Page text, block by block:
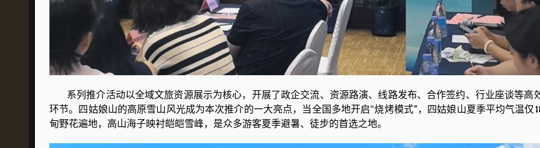
系列推介活动以全域文旅资源展示为核心，开展了政企交流、资源路演、线路发布、合作签约、行业座谈等高
环节。四姑娘山的高原雪山风光成为本次推介的一大亮点，当全国多地开启“烧烤模式”，四姑娘山夏季平均气温仅
甸野花遍地，高山海子映衬皑皑雪峰，是众多游客夏季避暑、徒步的首选之地。